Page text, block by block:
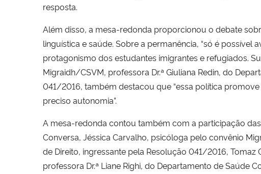
resposta.
Além disso, a mesa-redonda proporcionou o debate
linguística e saúde. Sobre a permanência, “só é
protagonismo dos estudantes imigrantes e refugiados.
Migraidh/CSVM, professora Dr.ª Giuliana Redin, do
041/2016, também destacou que “essa política
preciso autonomia”.
A mesa-redonda contou também com a participação
Conversa, Jéssica Carvalho, psicóloga pelo convênio
de Direito, ingressante pela Resolução 041/2016,
professora Dr.ª Liane Righi, do Departamento de Saúde